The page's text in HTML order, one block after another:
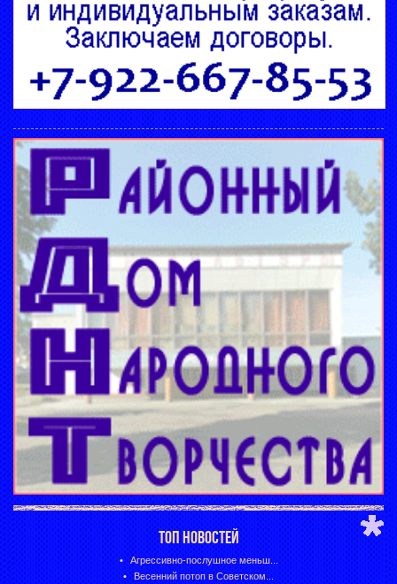
ТОП НОВОСТЕЙ
Агрессивно-послушное меньш...
Весенний потоп в Советском...